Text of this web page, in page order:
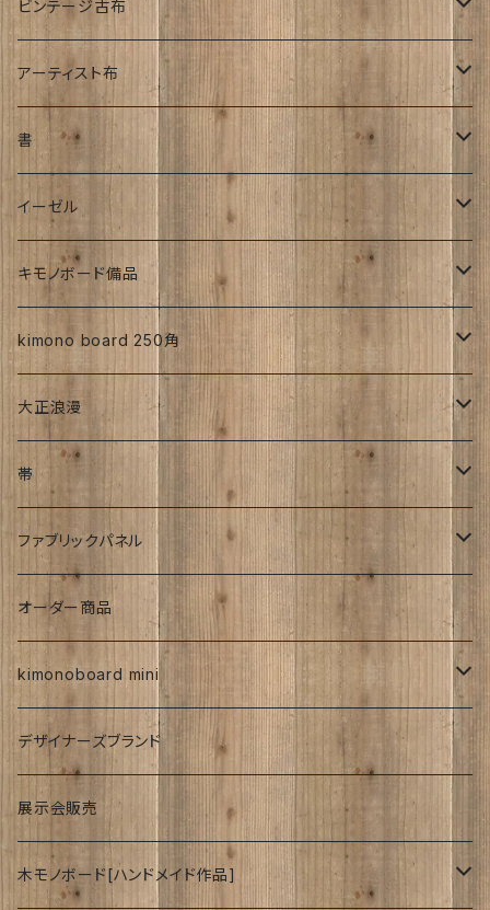
子供
アンティーク
刺繍入り
帯
人絹
その他
ビンテージ古布
明治時代
大正時代
昭和初期S25年前
お花
アーティスト布
工房チリントゥさん
ち江すさん
詩入り
沖縄：カタチキ
愛知:アイヒラコ
書
伊藤瑞賢氏
雑誌
CLasism
イーゼル
27ｃｍサイズから上
キモノボード備品
イーゼル
文字入れ
伊藤髄賢氏
風呂敷
強力磁石内臓
時計
kimono board 250角
平成着物
ろうけつ染め
昭和中期の着物
お召
大正浪漫
アンティーク
ユーモア
帯
アンティーク
お祝い
ファブリックパネル
着物柄
紅型
オーダー商品
kimonoboard mini
絹
波
デザイナーズブランド
展示会販売
木モノボード[ハンドメイド作品]